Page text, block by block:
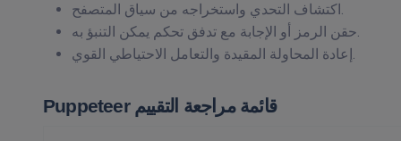
اكتشاف التحدي واستخراجه من سياق المتصفح.
حقن الرمز أو الإجابة مع تدفق تحكم يمكن التنبؤ به.
إعادة المحاولة المقيدة والتعامل الاحتياطي القوي.
Puppeteer قائمة مراجعة التقييم